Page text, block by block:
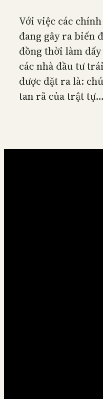
Với việc các
đang gây ra biến
đồng thời làm
các nhà đầu tư
được đặt ra là:
tan rã của trật tự…